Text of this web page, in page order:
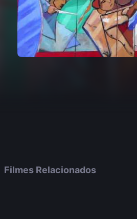
Filmes Relacionados